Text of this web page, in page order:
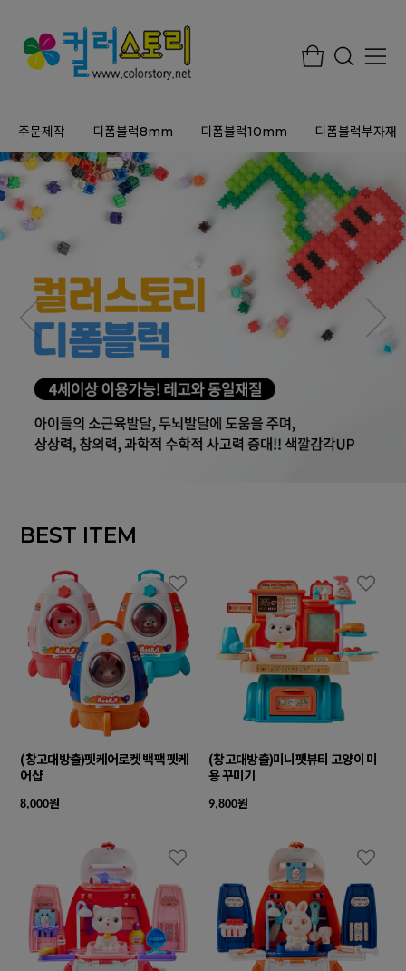
주문제작 디폼블럭8mm 디폼블럭10mm 디폼블럭부자재
BEST ITEM
(창고대방출)펫케어로켓 백팩 펫케
어샵
8,000원
(창고대방출)미니펫뷰티 고양이 미
용 꾸미기
9,800원